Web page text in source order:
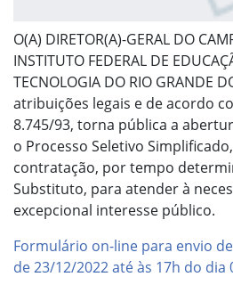
O(A) DIRETOR(A)-GERAL DO
INSTITUTO FEDERAL DE
TECNOLOGIA DO RIO GRANDE
atribuições legais e de acordo
8.745/93, torna pública a
o Processo Seletivo
contratação, por tempo
Substituto, para atender à
excepcional interesse público.
Formulário on-line para envio
de 23/12/2022 até às 17h do dia